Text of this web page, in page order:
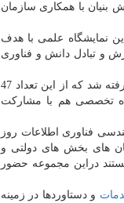
بنیان با همكاری سازمان
نمایشگاه علمی با هدف
و تبادل دانش و فناوری
وی اضافه كرد: با عنایت به غنای نمایشگاه، تعداد زیادی مقابله به دبیرخانه ارسال شد كه پس از داوری 127 مقاله پذیرفته شد كه از این تعداد 47
و 80 مقاله به صورت پوستر عرضه می گردد. علاوه بر عرضه مقالات علمی 23 كارگاه تخصصی هم با مشاركت
فناوری اطلاعات روز
های بخش های دولتی و
دراین مجموعه حضور
و دستاوردها در زمینه